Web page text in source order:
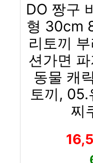
DO 짱구
형 30cm
리토끼
션가면
동물 캐
토끼, 05.
찌